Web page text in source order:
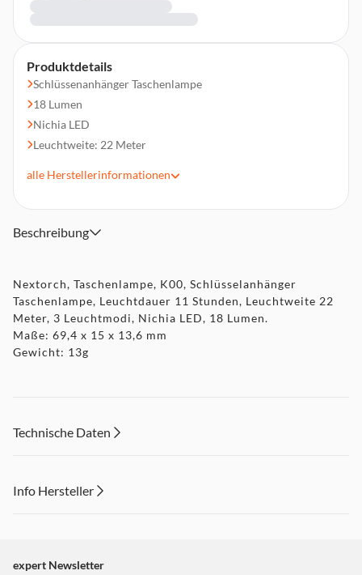
Produktdetails
Schlüssenanhänger Taschenlampe
18 Lumen
Nichia LED
Leuchtweite: 22 Meter
alle Herstellerinformationen
Beschreibung
Nextorch, Taschenlampe, K00, Schlüsselanhänger
Taschenlampe, Leuchtdauer 11 Stunden, Leuchtweite 22
Meter, 3 Leuchtmodi, Nichia LED, 18 Lumen.
Maße: 69,4 x 15 x 13,6 mm
Gewicht: 13g
Technische Daten
Info Hersteller
"Marketing".
expert Newsletter